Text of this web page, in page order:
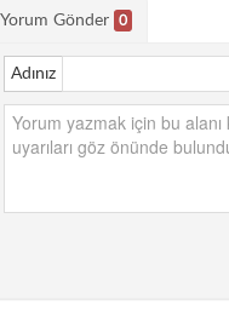
Yorum Gönder 0
Adınız